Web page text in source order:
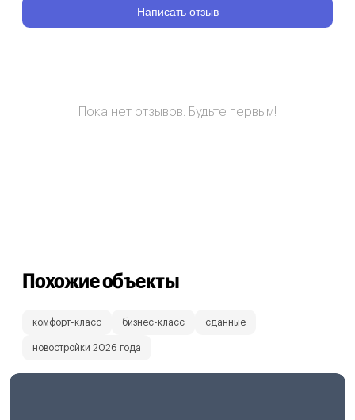
Написать отзыв
Пока нет отзывов. Будьте первым!
Похожие объекты
комфорт-класс бизнес-класс сданные
новостройки 2026 года